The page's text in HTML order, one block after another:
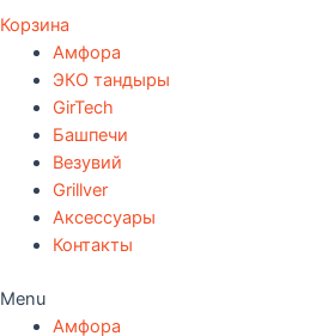
Корзина
Амфора
ЭКО тандыры
GirTech
Башпечи
Везувий
Grillver
Аксессуары
Контакты
Menu
Амфора